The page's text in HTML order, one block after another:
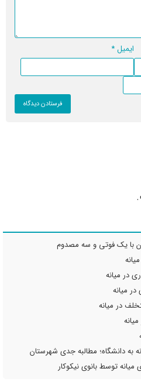
ایمیل*
با یک فوتی و سه مصدوم
در میانه
به دانشگاه؛ مطالبه جدی شهرستان